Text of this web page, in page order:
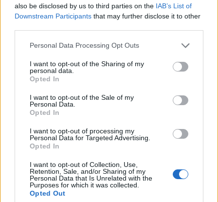
also be disclosed by us to third parties on the IAB’s List of
Downstream Participants that may further disclose it to other
Personal Data Processing Opt Outs
I want to opt-out of the Sharing of my
personal data.
Opted In
I want to opt-out of the Sale of my
Personal Data.
Opted In
I want to opt-out of processing my
Personal Data for Targeted Advertising.
Opted In
I want to opt-out of Collection, Use,
Retention, Sale, and/or Sharing of my
Personal Data that Is Unrelated with the
Purposes for which it was collected.
Opted Out
Ο εμπορικός κόσμος της Μυτιλήνης καλεί μικρούς
Χριστουγέννων και να απολαύσουν μοναδικές
στιγμές στην καρδιά της πόλης. Οι διοργανωτές
ευελπιστούν ότι οι εκδηλώσεις αυτές θα γεμίσουν
την αγορά με ζωή, φέρνοντας πιο κοντά την
τοπική κοινωνία και ενισχύοντας την εμπορική
κίνηση της περιόδου.
αναζήτησης
Add stonisi.gr on Google ↗